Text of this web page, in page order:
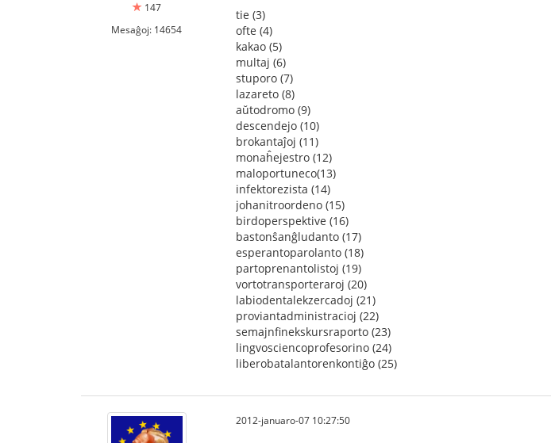
147
Mesaĝoj: 14654
tie (3)
ofte (4)
kakao (5)
multaj (6)
stuporo (7)
lazareto (8)
aŭtodromo (9)
descendejo (10)
brokantaĵoj (11)
monaĥejestro (12)
maloportuneco(13)
infektorezista (14)
johanitroordeno (15)
birdoperspektive (16)
bastonŝanĝludanto (17)
esperantoparolanto (18)
partoprenantolistoj (19)
vortotransporteraroj (20)
labiodentalekzercadoj (21)
proviantadministracioj (22)
semajnfinekskursraporto (23)
lingvosciencoprofesorino (24)
liberobatalantorenkontiĝo (25)
2012-januaro-07 10:27:50